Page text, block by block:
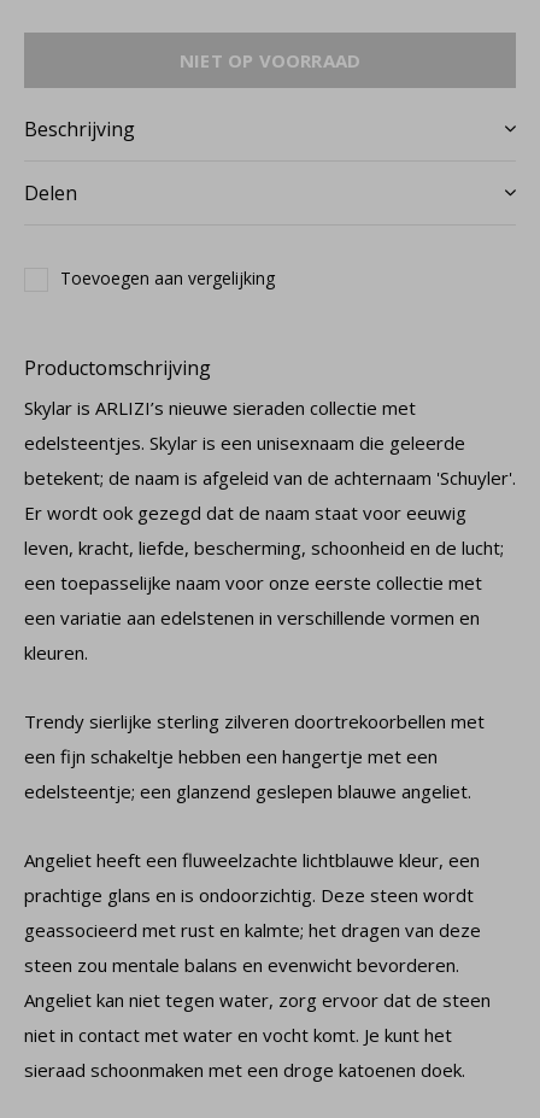
NIET OP VOORRAAD
Beschrijving
Delen
Toevoegen aan vergelijking
Productomschrijving
Skylar is ARLIZI’s nieuwe sieraden collectie met
edelsteentjes. Skylar is een unisexnaam die geleerde
betekent; de naam is afgeleid van de achternaam 'Schuyler'.
Er wordt ook gezegd dat de naam staat voor eeuwig
leven, kracht, liefde, bescherming, schoonheid en de lucht;
een toepasselijke naam voor onze eerste collectie met
een variatie aan edelstenen in verschillende vormen en
kleuren.
Trendy sierlijke sterling zilveren doortrekoorbellen met
een fijn schakeltje hebben een hangertje met een
edelsteentje; een glanzend geslepen blauwe angeliet.
Angeliet heeft een fluweelzachte lichtblauwe kleur, een
prachtige glans en is ondoorzichtig. Deze steen wordt
geassocieerd met rust en kalmte; het dragen van deze
steen zou mentale balans en evenwicht bevorderen.
Angeliet kan niet tegen water, zorg ervoor dat de steen
niet in contact met water en vocht komt. Je kunt het
sieraad schoonmaken met een droge katoenen doek.